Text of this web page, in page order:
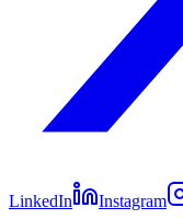
LinkedIn Instagram